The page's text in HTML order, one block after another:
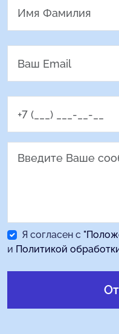
Я согласен с
и Политикой